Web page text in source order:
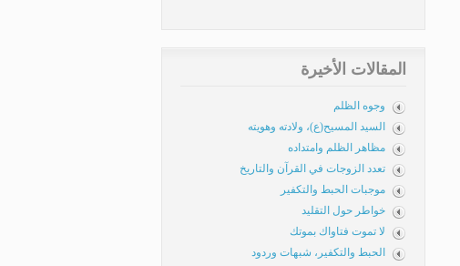
المقالات الأخيرة
وجوه الظلم
السيد المسيح(ع)، ولادته وهويته
مظاهر الظلم وامتداده
تعدد الزوجات في القرآن والتاريخ
موجبات الحبط والتكفير
خواطر حول التقليد
لا تموت فتاواك بموتك
الحبط والتكفير، شبهات وردود